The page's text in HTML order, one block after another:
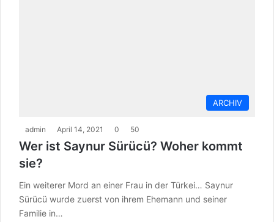
ARCHIV
admin April 14, 2021 0 50
Wer ist Saynur Sürücü? Woher kommt
sie?
Ein weiterer Mord an einer Frau in der Türkei… Saynur
Sürücü wurde zuerst von ihrem Ehemann und seiner
Familie in…